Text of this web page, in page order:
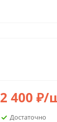
2 400 ₽/
Достаточно